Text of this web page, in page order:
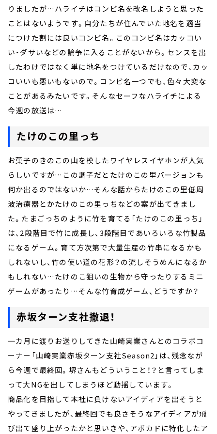
りましたが…ハライチはコンビ名を改名しようと思った
ことはないようです。自分たちが住んでいた地名を適当
につけた割には良いコンビ名。このコンビ名はカッコい
い・ダサいなどの論争に入ることがないから。センスを出
したわけではなく単に地名をつけているだけなので、カッ
コいいも悪いもないので。コンビ名一つでも、色々大変な
ことがあるみたいです。そんなセーフなハライチによる
今週の放送は…
たけのこの里っち
お菓子のきのこの山を模したワイヤレスイヤホンが人気
らしいですが…この調子だとたけのこの里バージョンも
何か出るのではないか…そんな話からたけのこの里低周
波治療器とかたけのこの里っちなどの案が出てきまし
た。たまごっちのように竹を育てる「たけのこの里っち」
は、2段階目で竹に成長し、3段階目であいろいろな竹製品
になるゲーム。育て方次第で大量生産の竹串になるかも
しれないし、竹の使い道の花形？の流しそうめんになるか
もしれない…たけのこ狙いの生物から守ったりするミニ
ゲームがあったり…そんな竹育成ゲーム、どうですか？
赤坂ターン支社撤退！
一カ月に渡りお送りしてきた山崎実業さんとのコラボコ
ーナー「山崎実業赤坂ターン支社Season2」は、残念なが
ら今週で最終回。堺さんもどういうこと！？と言ってしま
って大NGを出してしまうほど動揺しています。
商品化を目指して本社に負けないアイディアを出そうと
やってきましたが、最終回でも良さそうなアイディアが飛
び出て盛り上がったかと思いきや、アボカドに特化したア